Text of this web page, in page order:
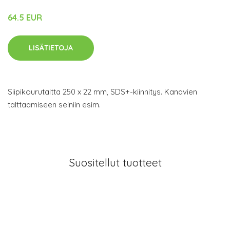
64.5 EUR
LISÄTIETOJA
Siipikourutaltta 250 x 22 mm, SDS+-kiinnitys. Kanavien
talttaamiseen seiniin esim.
Suositellut tuotteet